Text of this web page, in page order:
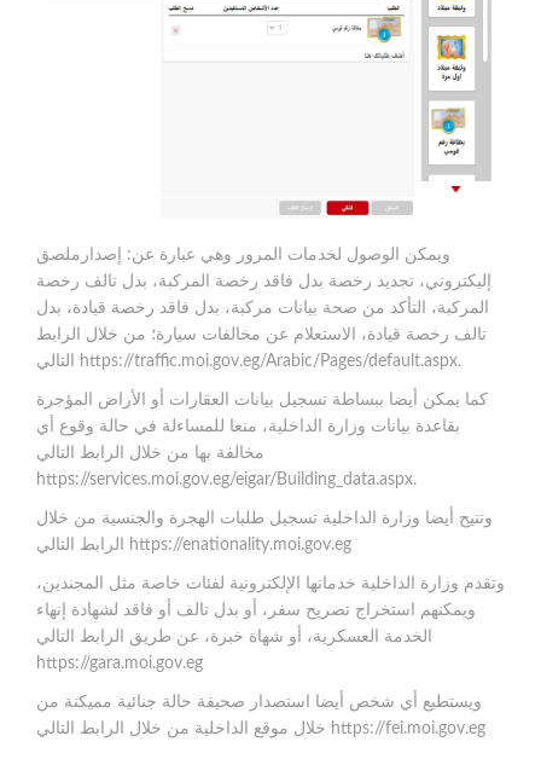
ويمكن الوصول لخدمات المرور وهي عبارة عن: إصدارملصق
إليكتروني، تجديد رخصة بدل فاقد رخصة المركبة، بدل تالف رخصة
المركبة، التأكد من صحة بيانات مركبة، بدل فاقد رخصة قيادة، بدل
تالف رخصة قيادة، الاستعلام عن مخالفات سيارة؛ من خلال الرابط
التالي https://traffic.moi.gov.eg/Arabic/Pages/default.aspx.
كما يمكن أيضا ببساطة تسجيل بيانات العقارات أو الأراض المؤجرة
بقاعدة بيانات وزارة الداخلية، منعا للمساءلة في حالة وقوع أي
مخالفة بها من خلال الرابط التالي
https://services.moi.gov.eg/eigar/Building_data.aspx.
وتتيح أيضا وزارة الداخلية تسجيل طلبات الهجرة والجنسية من خلال
الرابط التالي https://enationality.moi.gov.eg
وتقدم وزارة الداخلية خدماتها الإلكترونية لفئات خاصة مثل المجندين،
ويمكنهم استخراج تصريح سفر، أو بدل تالف أو فاقد لشهادة إنهاء
الخدمة العسكرية، أو شهاة خبرة، عن طريق الرابط التالي
https://gara.moi.gov.eg
ويستطيع أي شخص أيضا استصدار صحيفة حالة جنائية مميكنة من
خلال موقع الداخلية من خلال الرابط التالي https://fei.moi.gov.eg